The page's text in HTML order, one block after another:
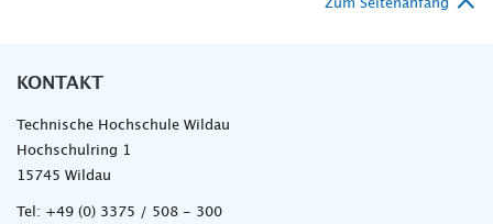
Zum Seitenanfang
KONTAKT
Technische Hochschule Wildau
Hochschulring 1
15745 Wildau
Tel: +49 (0) 3375 / 508 - 300